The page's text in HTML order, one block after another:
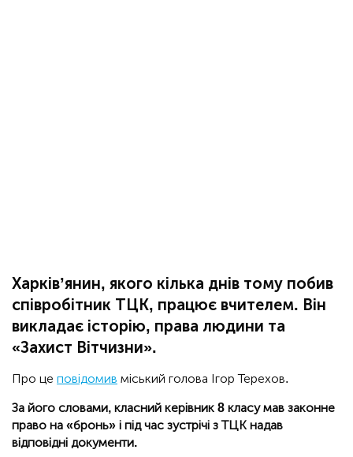
Харківʼянин, якого кілька днів тому побив
співробітник ТЦК, працює вчителем. Він
викладає історію, права людини та
«Захист Вітчизни».
Про це повідомив міський голова Ігор Терехов.
За його словами, класний керівник 8 класу мав законне
право на «бронь» і під час зустрічі з ТЦК надав
відповідні документи.